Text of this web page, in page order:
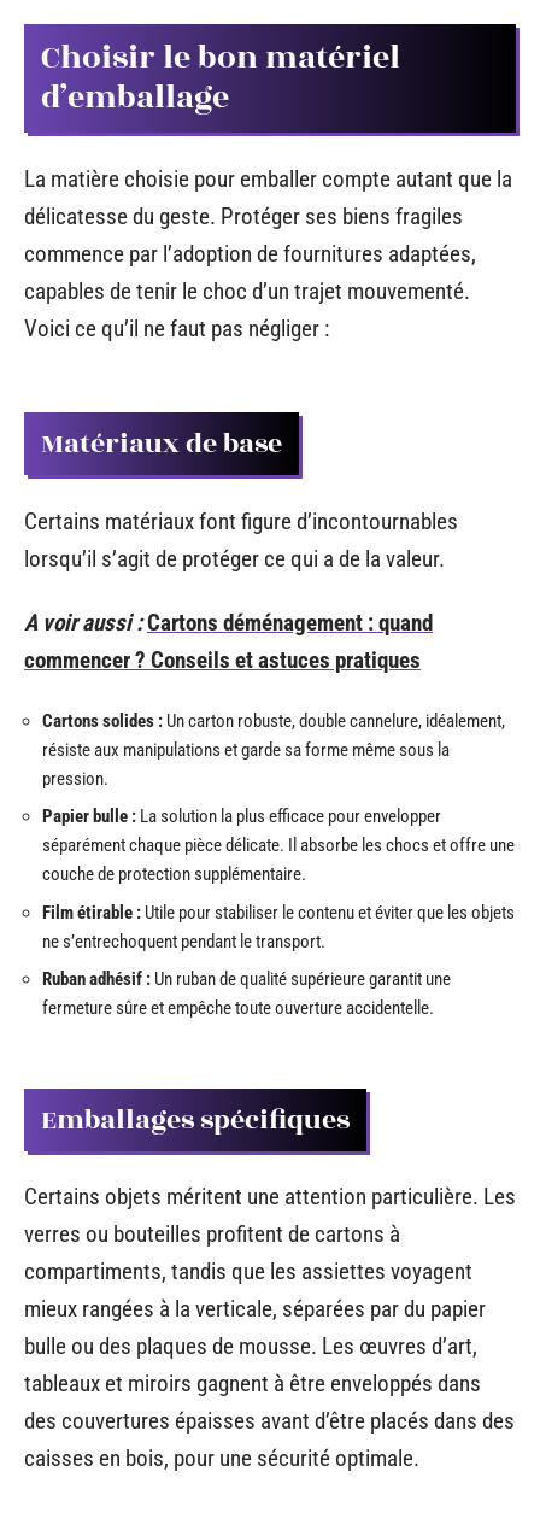
Choisir le bon matériel
d’emballage
La matière choisie pour emballer compte autant que la
délicatesse du geste. Protéger ses biens fragiles
commence par l’adoption de fournitures adaptées,
capables de tenir le choc d’un trajet mouvementé.
Voici ce qu’il ne faut pas négliger :
Matériaux de base
Certains matériaux font figure d’incontournables
lorsqu’il s’agit de protéger ce qui a de la valeur.
A voir aussi :Cartons déménagement : quand
commencer ? Conseils et astuces pratiques
Cartons solides : Un carton robuste, double cannelure, idéalement,
résiste aux manipulations et garde sa forme même sous la
pression.
Papier bulle : La solution la plus efficace pour envelopper
séparément chaque pièce délicate. Il absorbe les chocs et offre une
couche de protection supplémentaire.
Film étirable : Utile pour stabiliser le contenu et éviter que les objets
ne s’entrechoquent pendant le transport.
Ruban adhésif : Un ruban de qualité supérieure garantit une
fermeture sûre et empêche toute ouverture accidentelle.
Emballages spécifiques
Certains objets méritent une attention particulière. Les
verres ou bouteilles profitent de cartons à
compartiments, tandis que les assiettes voyagent
mieux rangées à la verticale, séparées par du papier
bulle ou des plaques de mousse. Les œuvres d’art,
tableaux et miroirs gagnent à être enveloppés dans
des couvertures épaisses avant d’être placés dans des
caisses en bois, pour une sécurité optimale.